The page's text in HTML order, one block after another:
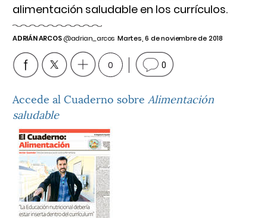
alimentación saludable en los currículos.
ADRIÁN ARCOS@adrian_arcos Martes, 6 de noviembre de 2018
0 0
Accede al Cuaderno sobre Alimentación
saludable